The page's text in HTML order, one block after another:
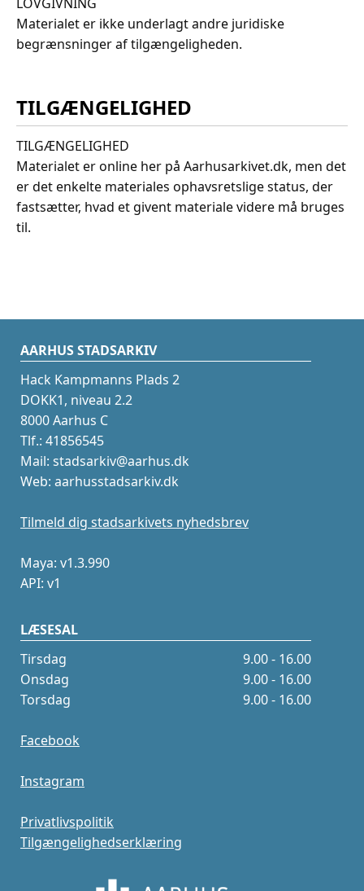
Materialet er ikke underlagt andre juridiske
begrænsninger af tilgængeligheden.
TILGÆNGELIGHED
TILGÆNGELIGHED
Materialet er online her på Aarhusarkivet.dk, men det
er det enkelte materiales ophavsretslige status, der
fastsætter, hvad et givent materiale videre må bruges
til.
AARHUS STADSARKIV
Hack Kampmanns Plads 2
DOKK1, niveau 2.2
8000 Aarhus C
Tlf.: 41856545
Mail: stadsarkiv@aarhus.dk
Web: aarhusstadsarkiv.dk
Tilmeld dig stadsarkivets nyhedsbrev
Maya: v1.3.990
API: v1
LÆSESAL
Tirsdag
9.00 - 16.00
Onsdag
9.00 - 16.00
Torsdag
9.00 - 16.00
Facebook
Instagram
Privatlivspolitik
Tilgængelighedserklæring